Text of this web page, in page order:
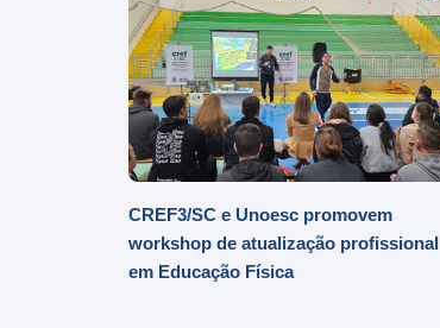
CREF3/SC e Unoesc promovem
workshop de atualização profissional
em Educação Física